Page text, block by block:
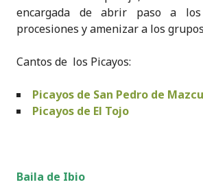
encargada de abrir paso a
procesiones y amenizar a los
Cantos de los Picayos:
Picayos de San Pedro de
Picayos de El Tojo
Baila de Ibio